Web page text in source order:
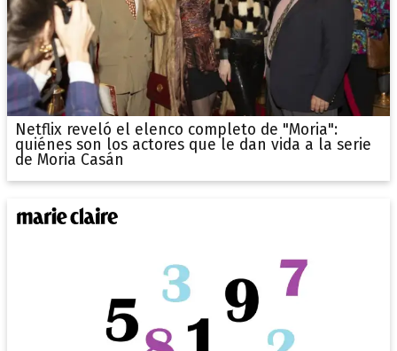
Netflix reveló el elenco completo de "Moria":
quiénes son los actores que le dan vida a la serie
de Moria Casán